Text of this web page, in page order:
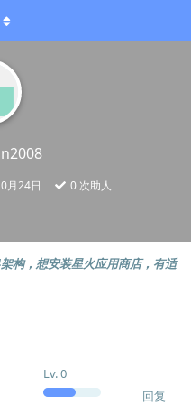
月24日 0 次助人
构，想安装星火应用商店，有适
Lv.0
回复